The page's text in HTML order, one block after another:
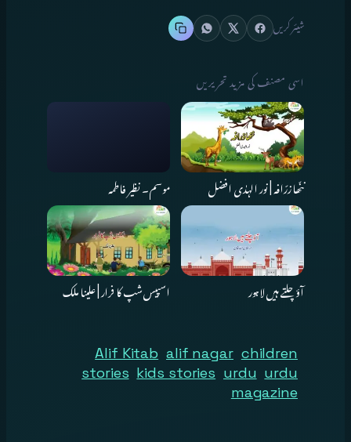
شیئر کریں
اسی مصنف کی مزید تحریریں
ننّھا زرّافہ | نور الہدٰی افضل موسم ۔ نظیر فاطمہ
آؤ چلتے ہیں لاہور اسپیس شپ کا فرار | علینا ملک
Alif Kitab alif nagar children
stories kids stories urdu urdu
magazine